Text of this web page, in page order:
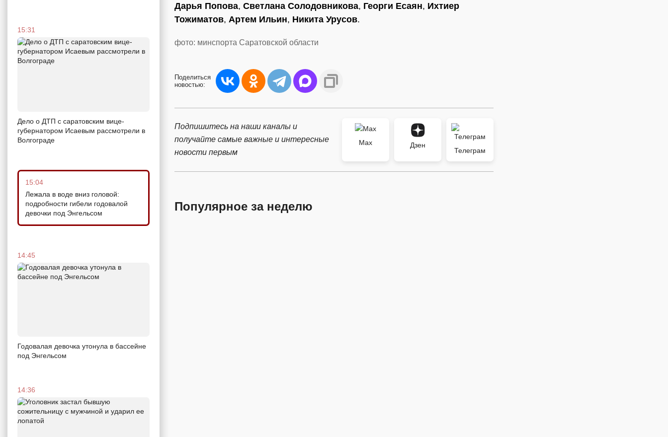
15:31
Дело о ДТП с саратовским вице-
губернатором Исаевым рассмотрели в
Волгограде
15:04
Лежала в воде вниз головой:
подробности гибели годовалой
девочки под Энгельсом
14:45
Годовалая девочка утонула в бассейне
под Энгельсом
14:36
Дарья Попова, Светлана Солодовникова, Георги Есаян, Ихтиер
Тожиматов, Артем Ильин, Никита Урусов.
фото: минспорта Саратовской области
Поделиться
новостью:
Подпишитесь на наши каналы и
получайте самые важные и интересные
новости первым
Max Дзен
Телеграм
Популярное за неделю